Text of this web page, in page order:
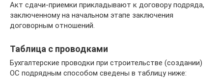
Акт сдачи-приемки прикладывают к договору подряда,
заключенному на начальном этапе заключения
договорным отношений.
Таблица с проводками
Бухгалтерские проводки при строительстве (создании)
ОС подрядным способом сведены в таблицу ниже: